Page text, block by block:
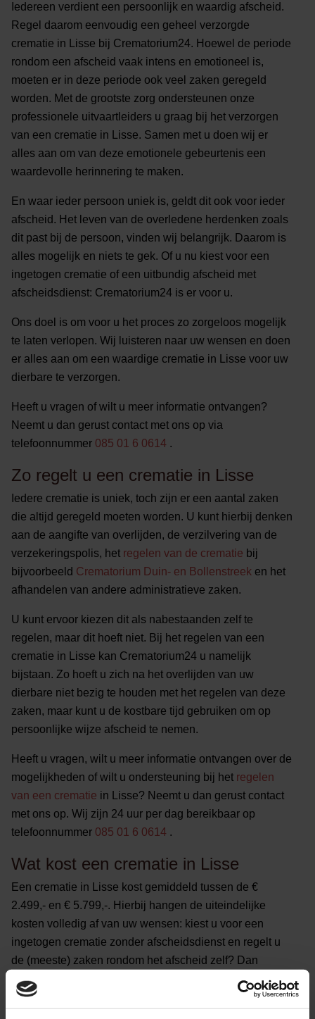
Iedereen verdient een persoonlijk en waardig afscheid.
Regel daarom eenvoudig een geheel verzorgde
crematie in Lisse bij Crematorium24. Hoewel de periode
rondom een afscheid vaak intens en emotioneel is,
moeten er in deze periode ook veel zaken geregeld
worden. Met de grootste zorg ondersteunen onze
professionele uitvaartleiders u graag bij het verzorgen
van een crematie in Lisse. Samen met u doen wij er
alles aan om van deze emotionele gebeurtenis een
waardevolle herinnering te maken.
En waar ieder persoon uniek is, geldt dit ook voor ieder
afscheid. Het leven van de overledene herdenken zoals
dit past bij de persoon, vinden wij belangrijk. Daarom is
alles mogelijk en niets te gek. Of u nu kiest voor een
ingetogen crematie of een uitbundig afscheid met
afscheidsdienst: Crematorium24 is er voor u.
Ons doel is om voor u het proces zo zorgeloos mogelijk
te laten verlopen. Wij luisteren naar uw wensen en doen
er alles aan om een waardige crematie in Lisse voor uw
dierbare te verzorgen.
Heeft u vragen of wilt u meer informatie ontvangen?
Neemt u dan gerust contact met ons op via
telefoonnummer 085 01 6 0614 .
Zo regelt u een crematie in Lisse
Iedere crematie is uniek, toch zijn er een aantal zaken
die altijd geregeld moeten worden. U kunt hierbij denken
aan de aangifte van overlijden, de verzilvering van de
verzekeringspolis, het regelen van de crematie bij
bijvoorbeeld Crematorium Duin- en Bollenstreek en het
afhandelen van andere administratieve zaken.
U kunt ervoor kiezen dit als nabestaanden zelf te
regelen, maar dit hoeft niet. Bij het regelen van een
crematie in Lisse kan Crematorium24 u namelijk
bijstaan. Zo hoeft u zich na het overlijden van uw
dierbare niet bezig te houden met het regelen van deze
zaken, maar kunt u de kostbare tijd gebruiken om op
persoonlijke wijze afscheid te nemen.
Heeft u vragen, wilt u meer informatie ontvangen over de
mogelijkheden of wilt u ondersteuning bij het regelen
van een crematie in Lisse? Neemt u dan gerust contact
met ons op. Wij zijn 24 uur per dag bereikbaar op
telefoonnummer 085 01 6 0614 .
Wat kost een crematie in Lisse
Een crematie in Lisse kost gemiddeld tussen de €
2.499,- en € 5.799,-. Hierbij hangen de uiteindelijke
kosten volledig af van uw wensen: kiest u voor een
ingetogen crematie zonder afscheidsdienst en regelt u
de (meeste) zaken rondom het afscheid zelf? Dan
betaalt u minder dan wanneer u kiest voor een
uitgebreide crematie met afscheidsdienst, ruimte voor